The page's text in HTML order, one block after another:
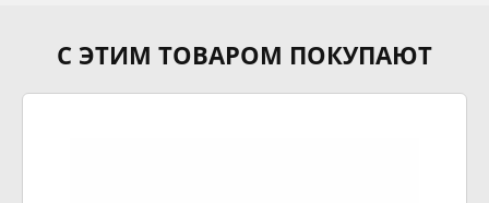
С ЭТИМ ТОВАРОМ ПОКУПАЮТ